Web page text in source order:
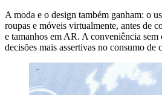
A moda e o design também ganham: o
roupas e móveis virtualmente, antes de
e tamanhos em AR. A conveniência sem
decisões mais assertivas no consumo de